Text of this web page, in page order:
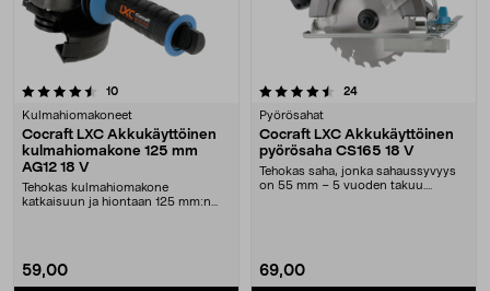
10arvostelut
Kulmahiomakoneet
Cocraft LXC Akkukäyttöinen
kulmahiomakone 125 mm
AG12 18 V
Tehokas kulmahiomakone
katkaisuun ja hiontaan 125 mm:n
59,00
4.5 viidestä tähdestä 24arvostelut
Pyörösahat
Cocraft LXC Akkukäyttöinen
pyörösaha CS165 18 V
Tehokas saha, jonka sahaussyvyys
on 55 mm – 5 vuoden takuu.
69,00